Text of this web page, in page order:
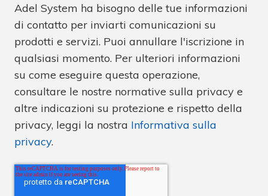
Adel System ha bisogno delle tue informazioni
di contatto per inviarti comunicazioni su
prodotti e servizi. Puoi annullare l'iscrizione in
qualsiasi momento. Per ulteriori informazioni
su come eseguire questa operazione,
consultare le nostre normative sulla privacy e
altre indicazioni su protezione e rispetto della
privacy, leggi la nostra Informativa sulla
privacy.